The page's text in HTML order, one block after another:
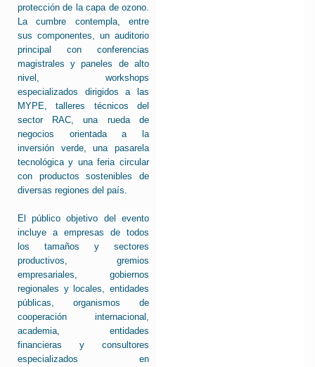
protección de la capa de ozono.
La cumbre contempla, entre
sus componentes, un auditorio
principal con conferencias
magistrales y paneles de alto
nivel, workshops
especializados dirigidos a las
MYPE, talleres técnicos del
sector RAC, una rueda de
negocios orientada a la
inversión verde, una pasarela
tecnológica y una feria circular
con productos sostenibles de
diversas regiones del país.
El público objetivo del evento
incluye a empresas de todos
los tamaños y sectores
productivos, gremios
empresariales, gobiernos
regionales y locales, entidades
públicas, organismos de
cooperación internacional,
academia, entidades
financieras y consultores
especializados en